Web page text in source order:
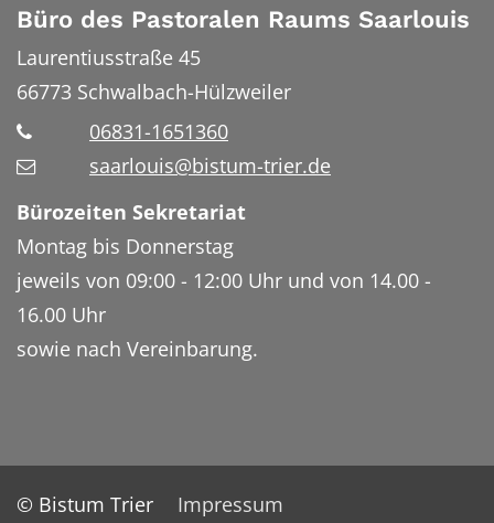
Büro des Pastoralen Raums Saarlouis
Laurentiusstraße 45
66773 Schwalbach-Hülzweiler
06831-1651360
saarlouis@bistum-trier.de
Bürozeiten Sekretariat
Montag bis Donnerstag
jeweils von 09:00 - 12:00 Uhr und von 14.00 -
16.00 Uhr
sowie nach Vereinbarung.
© Bistum Trier
Impressum